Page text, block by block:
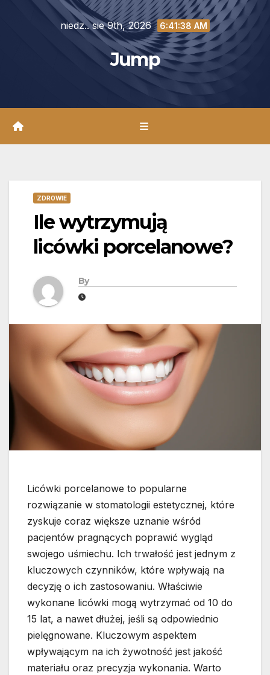
niedz.. sie 9th, 2026 6:41:40 AM
Jump
ZDROWIE
Ile wytrzymują
licówki porcelanowe?
By
Licówki porcelanowe to popularne
rozwiązanie w stomatologii estetycznej, które
zyskuje coraz większe uznanie wśród
pacjentów pragnących poprawić wygląd
swojego uśmiechu. Ich trwałość jest jednym z
kluczowych czynników, które wpływają na
decyzję o ich zastosowaniu. Właściwie
wykonane licówki mogą wytrzymać od 10 do
15 lat, a nawet dłużej, jeśli są odpowiednio
pielęgnowane. Kluczowym aspektem
wpływającym na ich żywotność jest jakość
materiału oraz precyzja wykonania. Warto